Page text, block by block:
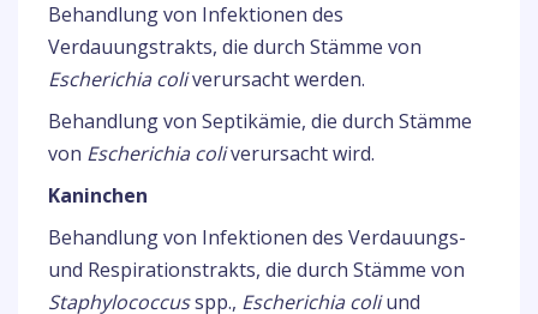
Behandlung von Infektionen des
Verdauungstrakts, die durch Stämme von
Escherichia coliverursacht werden.
Behandlung von Septikämie, die durch Stämme
von Escherichia coliverursacht wird.
Kaninchen
Behandlung von Infektionen des Verdauungs-
und Respirationstrakts, die durch Stämme von
Staphylococcusspp., Escherichia coliund